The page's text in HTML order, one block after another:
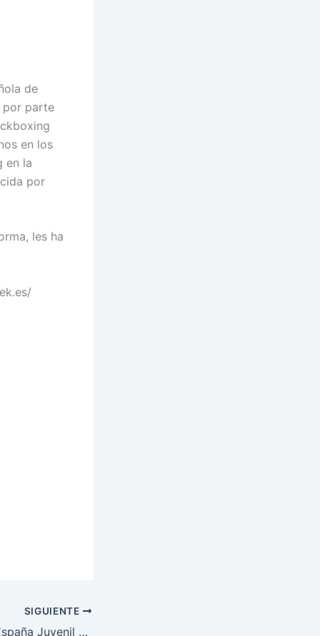
de
por parte
en los
en la
por
les ha
SIGUIENTE
Campeonato de España Juvenil y Veteranos 2014